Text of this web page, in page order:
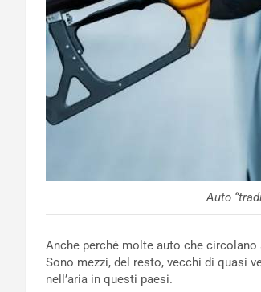
Auto
Anche perché molte auto che
Sono mezzi, del resto, vecchi di quasi
nell’aria in questi paesi.